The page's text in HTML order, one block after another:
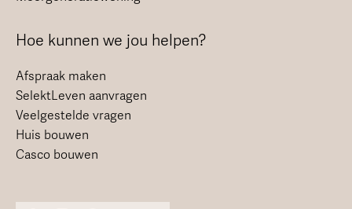
Hoe kunnen we jou helpen?
Afspraak maken
SelektLeven aanvragen
Veelgestelde vragen
Huis bouwen
Casco bouwen